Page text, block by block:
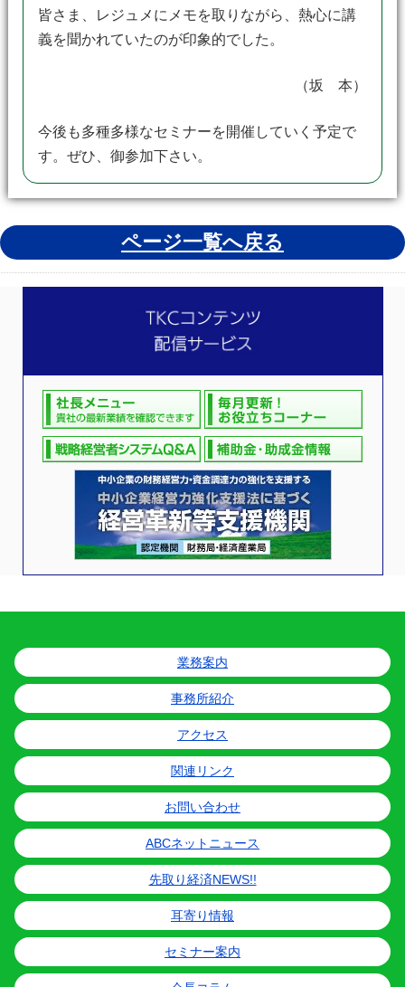
皆さま、レジュメにメモを取りながら、熱心に講
義を聞かれていたのが印象的でした。
（坂 本）
今後も多種多様なセミナーを開催していく予定で
す。ぜひ、御参加下さい。
ページ一覧へ戻る
業務案内
事務所紹介
アクセス
関連リンク
お問い合わせ
ABCネットニュース
先取り経済NEWS!!
耳寄り情報
セミナー案内